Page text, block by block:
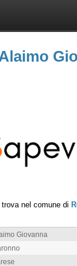
nel comune di
Giovanna